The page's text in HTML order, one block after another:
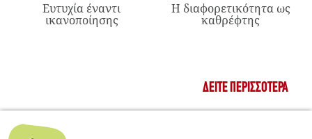
Ευτυχία έναντι
ικανοποίησης
Η διαφορετικότητα ως
καθρέφτης
ΔΕΊΤΕ ΠΕΡΙΣΣΌΤΕΡΑ